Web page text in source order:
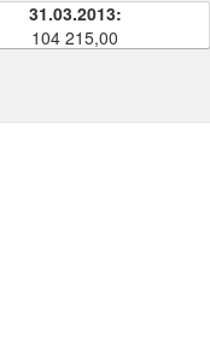
31.03.2013:
104 215,00